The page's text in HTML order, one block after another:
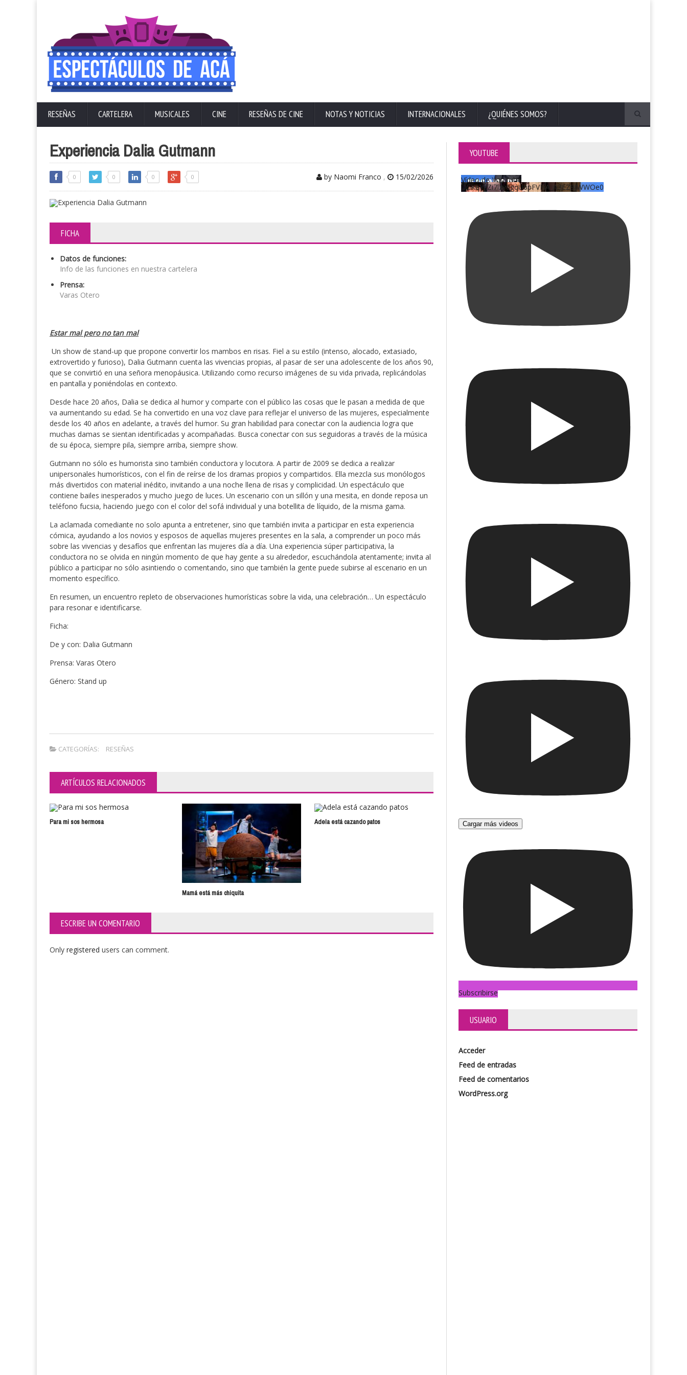
RESEÑAS CARTELERA MUSICALES CINE RESEÑAS DE CINE NOTAS Y NOTICIAS INTERNACIONALES ¿QUIÉNES SOMOS?
Experiencia Dalia Gutmann
0 0 0 0 by Naomi Franco , 15/02/2026
FICHA
Datos de funciones:
Info de las funciones en nuestra cartelera
Prensa:
Varas Otero
Estar mal pero no tan mal
Un show de stand-up que propone convertir los mambos en risas. Fiel a su estilo (intenso, alocado, extasiado,
extrovertido y furioso), Dalia Gutmann cuenta las vivencias propias, al pasar de ser una adolescente de los años 90,
que se convirtió en una señora menopáusica. Utilizando como recurso imágenes de su vida privada, replicándolas
en pantalla y poniéndolas en contexto.
Desde hace 20 años, Dalia se dedica al humor y comparte con el público las cosas que le pasan a medida de que
va aumentando su edad. Se ha convertido en una voz clave para reflejar el universo de las mujeres, especialmente
desde los 40 años en adelante, a través del humor. Su gran habilidad para conectar con la audiencia logra que
muchas damas se sientan identificadas y acompañadas. Busca conectar con sus seguidoras a través de la música
de su época, siempre pila, siempre arriba, siempre show.
Gutmann no sólo es humorista sino también conductora y locutora. A partir de 2009 se dedica a realizar
unipersonales humorísticos, con el fin de reírse de los dramas propios y compartidos. Ella mezcla sus monólogos
más divertidos con material inédito, invitando a una noche llena de risas y complicidad. Un espectáculo que
contiene bailes inesperados y mucho juego de luces. Un escenario con un sillón y una mesita, en donde reposa un
teléfono fucsia, haciendo juego con el color del sofá individual y una botellita de líquido, de la misma gama.
La aclamada comediante no solo apunta a entretener, sino que también invita a participar en esta experiencia
cómica, ayudando a los novios y esposos de aquellas mujeres presentes en la sala, a comprender un poco más
sobre las vivencias y desafíos que enfrentan las mujeres día a día. Una experiencia súper participativa, la
conductora no se olvida en ningún momento de que hay gente a su alrededor, escuchándola atentamente; invita al
público a participar no sólo asintiendo o comentando, sino que también la gente puede subirse al escenario en un
momento específico.
En resumen, un encuentro repleto de observaciones humorísticas sobre la vida, una celebración… Un espectáculo
para resonar e identificarse.
Ficha:
De y con: Dalia Gutmann
Prensa: Varas Otero
Género: Stand up
CATEGORÍAS: RESEÑAS
ARTÍCULOS RELACIONADOS
Para mi sos hermosa
Mamá está más chiquita
Adela está cazando patos
El asistente
ESCRIBE UN COMENTARIO
Only registered users can comment.
YOUTUBE
Vídeo de YouTube
UCKqYjiZi7lzy6gqU6pFVFiA_A3EZ9JWWOe0
Cargar más videos
Subscribirse
USUARIO
Acceder
Feed de entradas
Feed de comentarios
WordPress.org